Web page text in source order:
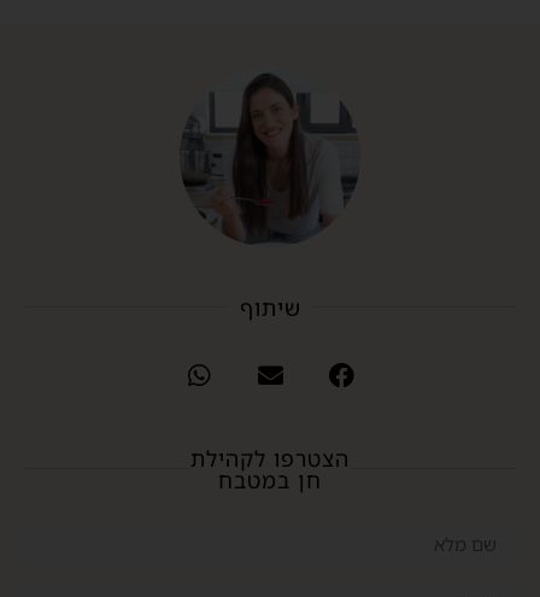
שיתוף
הצטרפו לקהילת
חן במטבח